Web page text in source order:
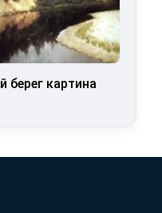
берег картина